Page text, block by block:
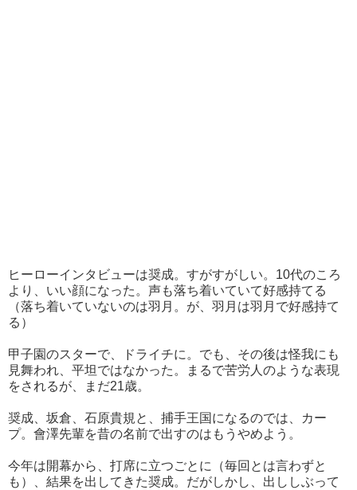
ヒーローインタビューは奨成。すがすがしい。10代のころ
より、いい顔になった。声も落ち着いていて好感持てる
（落ち着いていないのは羽月。が、羽月は羽月で好感持て
る）
甲子園のスターで、ドライチに。でも、その後は怪我にも
見舞われ、平坦ではなかった。まるで苦労人のような表現
をされるが、まだ21歳。
奨成、坂倉、石原貴規と、捕手王国になるのでは、カー
プ。會澤先輩を昔の名前で出すのはもうやめよう。
今年は開幕から、打席に立つごとに（毎回とは言わずと
も）、結果を出してきた奨成。だがしかし、出ししぶって